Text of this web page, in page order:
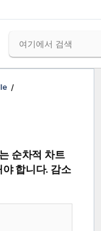
순차적 차트
합니다. 감소